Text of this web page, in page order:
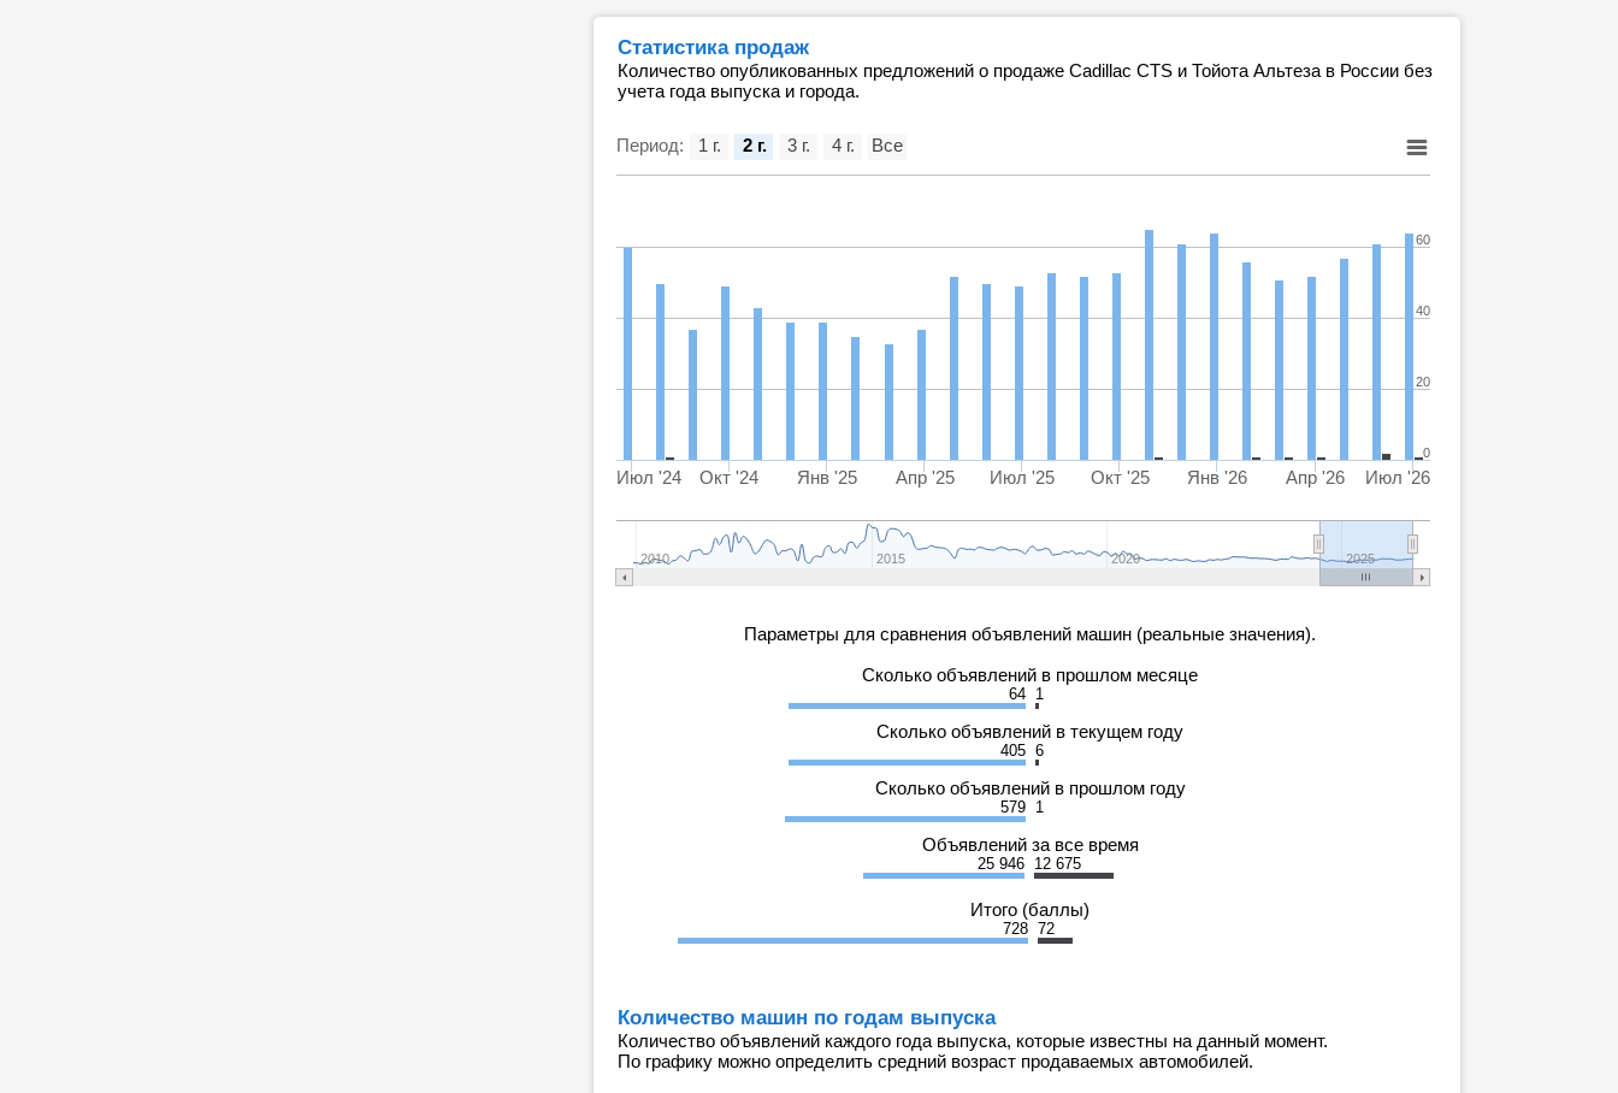
Статистика продаж
Количество опубликованных предложений о продаже Cadillac CTS и Тойота Альтеза в России без
учета года выпуска и города.
Период:
Июл '24 Окт '24 Янв '25 Апр '25 Июл '25 Окт '25 Янв '26 Апр '26 Июл '26
2010 2015 2020 2025
0
20
40
60
1 г. 2 г. 3 г. 4 г. Все
Параметры для сравнения объявлений машин (реальные значения).
Сколько объявлений в прошлом месяце
64 1
Сколько объявлений в текущем году
405 6
Сколько объявлений в прошлом году
579 1
Объявлений за все время
25 946 12 675
Итого (баллы)
728 72
Количество машин по годам выпуска
Количество объявлений каждого года выпуска, которые известны на данный момент.
По графику можно определить средний возраст продаваемых автомобилей.